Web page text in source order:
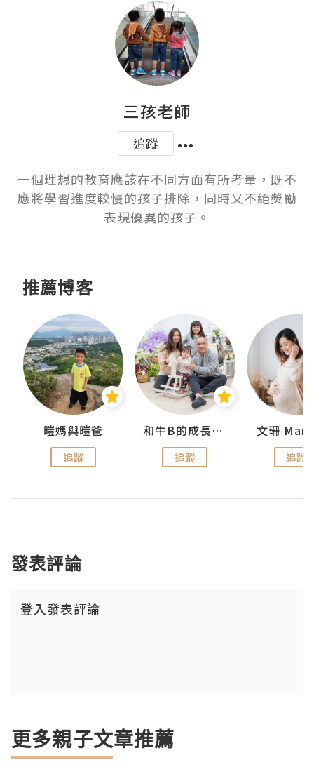
三孩老師
追蹤
一個理想的教育應該在不同方面有所考量，既不
應將學習進度較慢的孩子排除，同時又不絕獎勵
表現優異的孩子。
推薦博客
暟媽與暟爸
追蹤
和牛B的成長日記
追蹤
文珊
追蹤
發表評論
登入發表評論
更多親子文章推薦